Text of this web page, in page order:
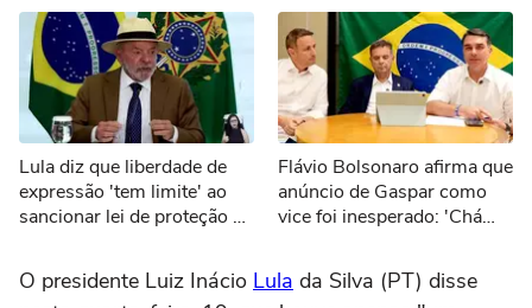
Lula diz que liberdade de
expressão 'tem limite' ao
sancionar lei de proteção a
Flávio Bolsonaro afirma que
anúncio de Gaspar como
vice foi inesperado: 'Chá
O presidente Luiz Inácio Lula da Silva (PT) disse